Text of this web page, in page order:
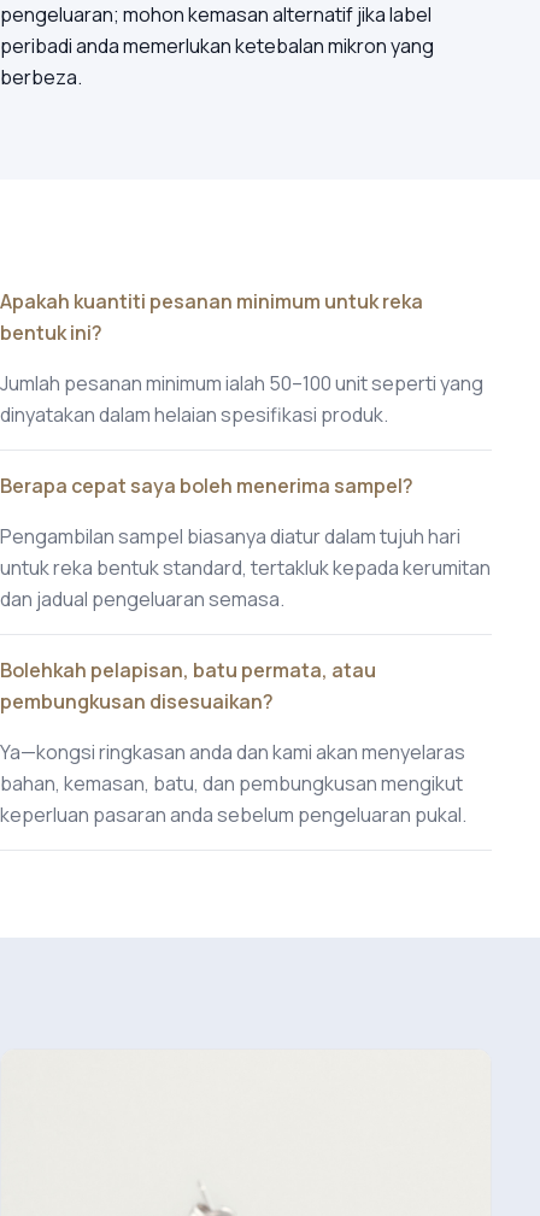
pengeluaran; mohon kemasan alternatif jika label
peribadi anda memerlukan ketebalan mikron yang
berbeza.
Apakah kuantiti pesanan minimum untuk reka
bentuk ini?
Jumlah pesanan minimum ialah 50–100 unit seperti yang
dinyatakan dalam helaian spesifikasi produk.
Berapa cepat saya boleh menerima sampel?
Pengambilan sampel biasanya diatur dalam tujuh hari
untuk reka bentuk standard, tertakluk kepada kerumitan
dan jadual pengeluaran semasa.
Bolehkah pelapisan, batu permata, atau
pembungkusan disesuaikan?
Ya—kongsi ringkasan anda dan kami akan menyelaras
bahan, kemasan, batu, dan pembungkusan mengikut
keperluan pasaran anda sebelum pengeluaran pukal.